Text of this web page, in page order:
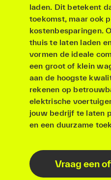
laden. Dit betekent
toekomst, maar ook
kostenbesparingen.
thuis te laten laden
vormen de ideale
een groot of klein
aan de hoogste
rekenen op
elektrische
jouw bedrijf te laten
en een duurzame
Vraag een